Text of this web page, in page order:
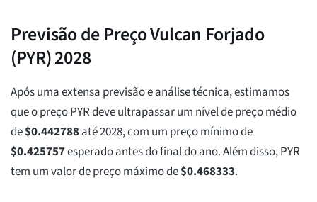
Previsão de Preço Vulcan Forjado
(PYR) 2028
Após uma extensa previsão e análise técnica, estimamos
que o preço PYR deve ultrapassar um nível de preço médio
de$0.442788até 2028, com um preço mínimo de
$0.425757esperado antes do final do ano. Além disso, PYR
tem um valor de preço máximo de$0.468333.